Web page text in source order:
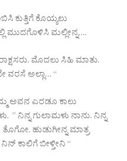
ಕುತ್ತಿಗೆ ಕೊಯ್ಯಲು
ಮುದಗೊಳಿಸಿ ಮಲ್ಲೀನ್ನ….
ಮೊದಲು ಸಿಹಿ ಮಾತು.
ಅಲ್ಲಾ… “
ಅವನ ಎರಡೂ ಕಾಲು
” ನಿನ್ನ ಗುಲಾಮಳು ನಾನು. ನಿನ್ನ
ಹುಡುಗೀನ್ನ ಮಾತ್ರ
ಕಾಲಿಗೆ ಬೀಳ್ತೀನಿ “